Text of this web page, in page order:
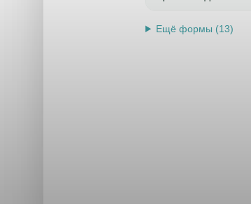
Ещё формы (13)